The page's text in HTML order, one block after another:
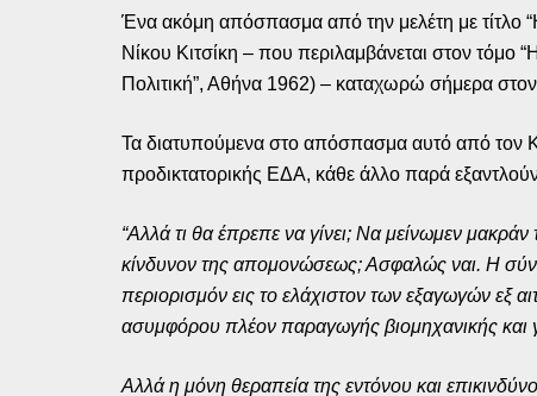
Ένα ακόμη απόσπασμα από την μελέτη με τίτλο
Νίκου Κιτσίκη – που περιλαμβάνεται στον τόμο
Πολιτική”, Αθήνα 1962) – καταχωρώ σήμερα
Τα διατυπούμενα στο απόσπασμα αυτό από τον
προδικτατορικής ΕΔΑ, κάθε άλλο παρά
“Αλλά τι θα έπρεπε να γίνει; Να μείνωμεν
κίνδυνον της απομονώσεως; Ασφαλώς ναι. Η
περιορισμόν εις το ελάχιστον των εξαγωγών εξ
ασυμφόρου πλέον παραγωγής βιομηχανικής και
Αλλά η μόνη θεραπεία της εντόνου και